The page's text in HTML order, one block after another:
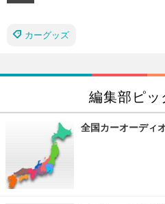
カーグッズ
編集部ピッ
全国カーオーディ